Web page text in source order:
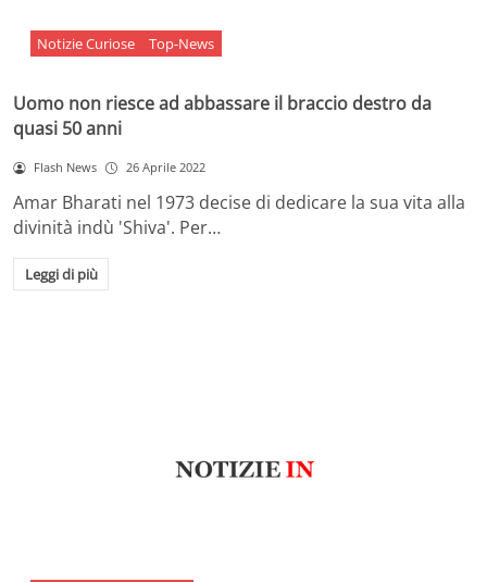
Notizie Curiose Top-News
Uomo non riesce ad abbassare il braccio destro da
quasi 50 anni
Flash News 26 Aprile 2022
Amar Bharati nel 1973 decise di dedicare la sua vita alla
divinità indù 'Shiva'. Per…
Leggi di più